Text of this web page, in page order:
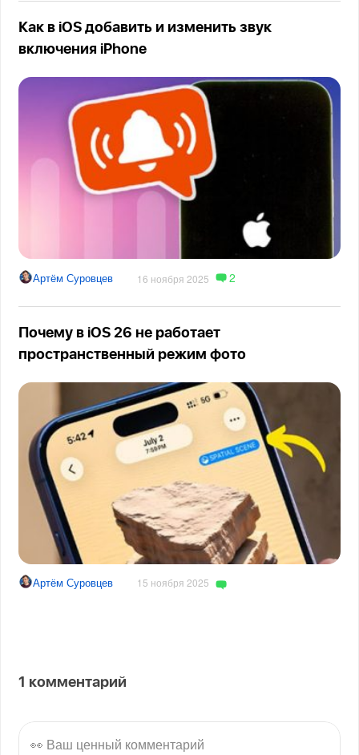
Как в iOS добавить и изменить звук
включения iPhone
Артём Суровцев 16 ноября 2025 2
Почему в iOS 26 не работает
пространственный режим фото
Артём Суровцев 15 ноября 2025
1 комментарий